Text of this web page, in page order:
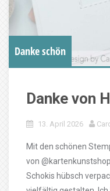
Danke schön
Danke von
13. April 2026
Mit den schönen
von
Schokis hübsch